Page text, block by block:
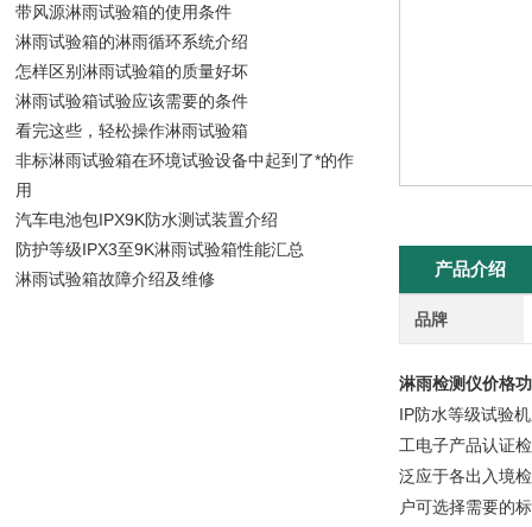
产品介绍
品牌
淋雨检测仪价格
IP防水等级试验
工电子产品认证
泛应于各出入境
户可选择需要的
带风源淋雨试验箱的使用条件
淋雨试验箱的淋雨循环系统介绍
怎样区别淋雨试验箱的质量好坏
淋雨试验箱试验应该需要的条件
看完这些，轻松操作淋雨试验箱
非标淋雨试验箱在环境试验设备中起到了*的作
用
汽车电池包IPX9K防水测试装置介绍
防护等级IPX3至9K淋雨试验箱性能汇总
淋雨试验箱故障介绍及维修